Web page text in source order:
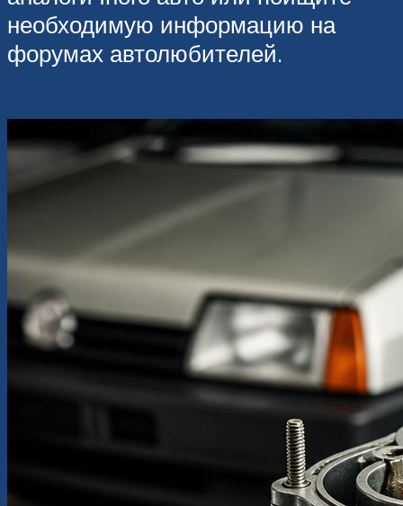
необходимую информацию на
форумах автолюбителей.